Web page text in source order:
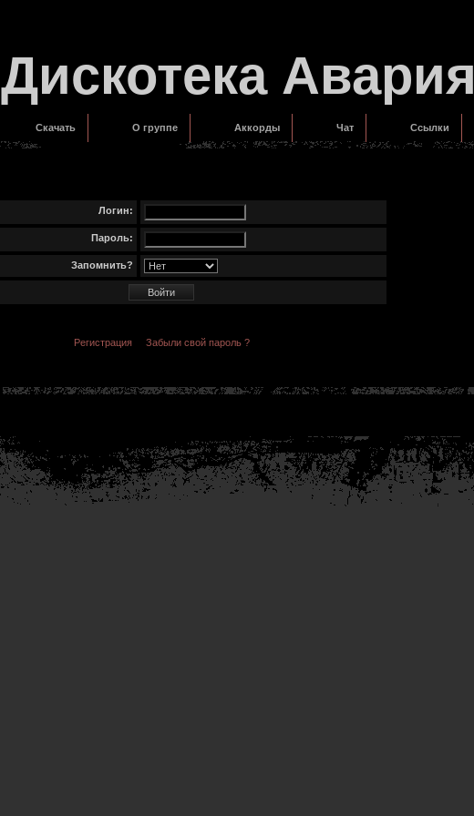
Дискотека Авария
Скачать О группе Аккорды Чат Ссылки
Логин:
Пароль:
Запомнить?
Регистрация Забыли свой пароль ?